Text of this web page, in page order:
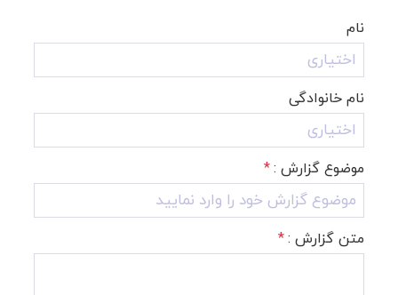
نام
نام خانوادگی
موضوع گزارش : *
متن گزارش : *